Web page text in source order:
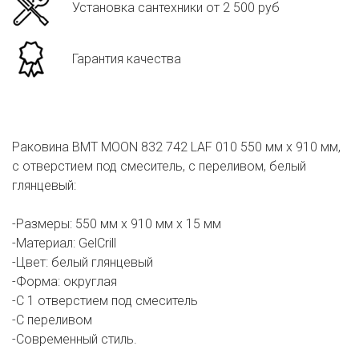
Установка сантехники от 2 500 руб
Гарантия качества
Раковина BMT MOON 832 742 LAF 010 550 мм х 910 мм,
с отверстием под смеситель, с переливом, белый
глянцевый:
-Размеры: 550 мм х 910 мм х 15 мм
-Материал: GelCrill
-Цвет: белый глянцевый
-Форма: округлая
-С 1 отверстием под смеситель
-С переливом
-Современный стиль.